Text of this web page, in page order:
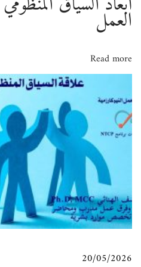
ا
ا
ت
:
g
N
e
u
o
n
s
العمل
Read more
20/05/2026